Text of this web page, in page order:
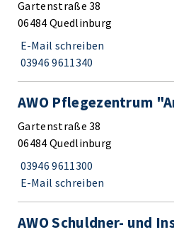
Gartenstraße 38
06484 Quedlinburg
E-Mail schreiben
03946 9611340
AWO Pflegezentrum
Gartenstraße 38
06484 Quedlinburg
03946 9611300
E-Mail schreiben
AWO Schuldner- und